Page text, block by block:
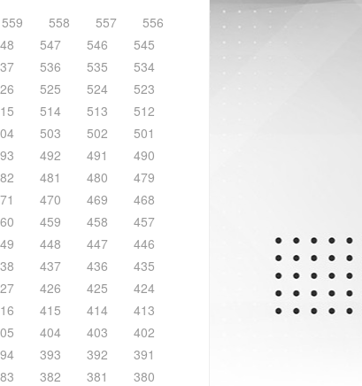
559 558 557
556
547 546
545
536 535
534
525 524
523
514 513
512
503 502
501
492 491
490
481 480
479
470 469
468
459 458
457
448 447
446
437 436
435
426 425
424
415 414
413
404 403
402
393 392
391
382 381
380